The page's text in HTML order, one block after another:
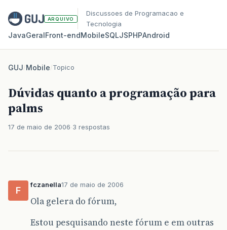
ARQUIVO
Discussoes de Programacao e
Tecnologia
JavaGeralFront‑endMobileSQLJSPHPAndroid
GUJ/Mobile/Topico
Dúvidas quanto a programação para
palms
17 de maio de 2006 3 respostas
F
fczanella17 de maio de 2006
Ola gelera do fórum,
Estou pesquisando neste fórum e em outras